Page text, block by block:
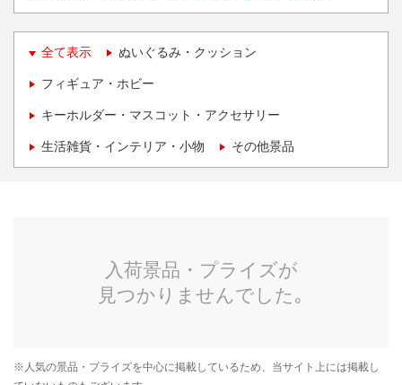
全て表示 ぬいぐるみ・クッション
フィギュア・ホビー
キーホルダー・マスコット・アクセサリー
生活雑貨・インテリア・小物 その他景品